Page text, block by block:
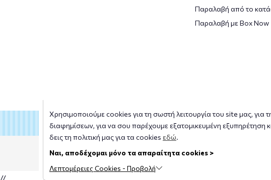
Χρησιμοποιούμε cookies για τη σωστή λειτουργία του site μας, για
διαφημίσεων, για να σου παρέχουμε εξατομικευμένη εξυπηρέτηση
δεις τη πολιτική μας για τα cookies εδώ.
Ναι, αποδέχομαι μόνο τα απαραίτητα cookies >
Λεπτομέρειες Cookies - Προβολή
Παραλαβή από το
Παραλαβή με Box Now
//